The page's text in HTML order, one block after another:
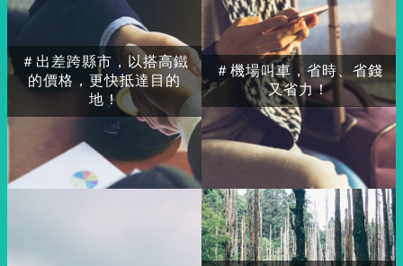
＃出差跨縣市，以搭高鐵
的價格，更快抵達目的
地！
＃機場叫車，省時、省錢
又省力！